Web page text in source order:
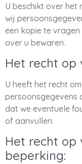
U beschikt over het
wij
een kopie te
over u bewaren.
Het recht op
U heeft het recht
persoonsgegevens
dat we eventuele
of aanvullen.
Het recht op
beperking: